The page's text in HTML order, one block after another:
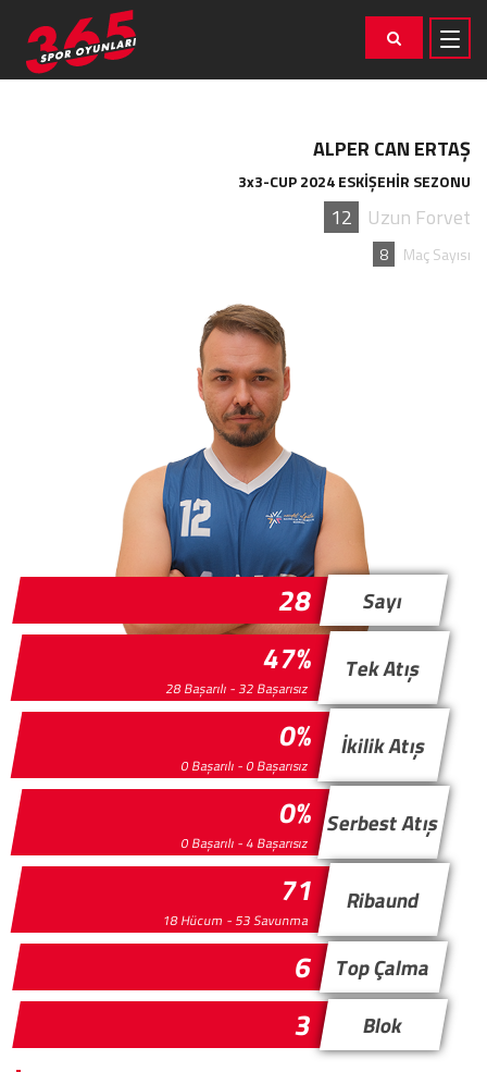
ALPER CAN ERTAŞ
3x3-CUP 2024 ESKİŞEHİR SEZONU
12 Uzun Forvet
8 Maç Sayısı
28 Sayı
47%
28 Başarılı - 32 Başarısız
Tek Atış
0%
0 Başarılı - 0 Başarısız
İkilik Atış
0%
0 Başarılı - 4 Başarısız
Serbest Atış
71
18 Hücum - 53 Savunma
Ribaund
6 Top Çalma
3 Blok